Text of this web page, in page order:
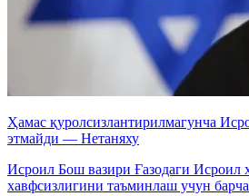
Ҳамас қуролсизлантирилмагунча
этмайди — Нетаняху
Исроил Бош вазири Ғазодаги Исроил
хавфсизлигини таъминлаш учун